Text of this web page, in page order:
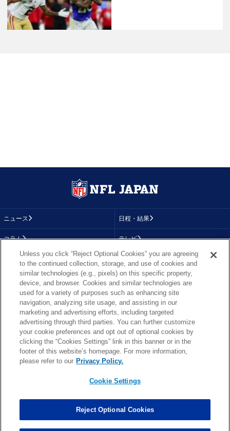
ニュース 日程・結果
コラム テレビ
画像
順位表
About NFL
More NFL 特集
TOP お問い合わせ FAQ
PHOTO BY AP Images / PHOTO BY Getty Images
Unless you click “Reject Optional Cookies” you are agreeing
to the continued collection, storage, and use of cookies and
similar technologies (e.g., pixels) on this specific property,
device, and browser. Cookies and similar technologies are
used for a variety of purposes such as enhancing site
navigation, analyzing site usage, and assisting in our
marketing and advertising efforts, including targeted
advertising through third parties. You can further customize
your cookie preferences and opt out of optional cookies by
clicking the “Cookies Settings” link in this banner or in the
footer of this website’s homepage. For more information,
please refer to our Privacy Policy.
Cookie Settings
Reject Optional Cookies